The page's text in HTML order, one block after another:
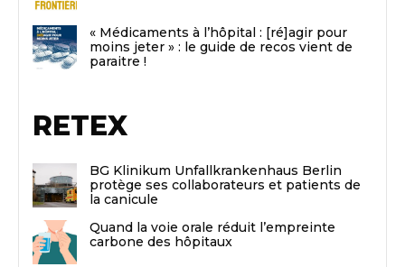
« Médicaments à l’hôpital : [ré]agir pour
moins jeter » : le guide de recos vient de
paraitre !
RETEX
BG Klinikum Unfallkrankenhaus Berlin
protège ses collaborateurs et patients de
la canicule
Quand la voie orale réduit l’empreinte
carbone des hôpitaux